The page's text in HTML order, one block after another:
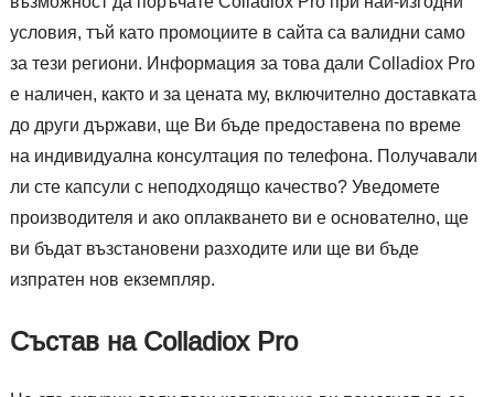
условия, тъй като промоциите в сайта са валидни само
за тези региони. Информация за това дали Colladiox Pro
е наличен, както и за цената му, включително доставката
до други държави, ще Ви бъде предоставена по време
на индивидуална консултация по телефона. Получавали
ли сте капсули с неподходящо качество? Уведомете
производителя и ако оплакването ви е основателно, ще
ви бъдат възстановени разходите или ще ви бъде
изпратен нов екземпляр.
Състав на Colladiox Pro